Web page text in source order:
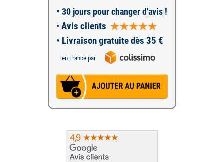
• 30 jours pour changer d'avis !
• Avis clients
• Livraison gratuite dès 35 €
en France par